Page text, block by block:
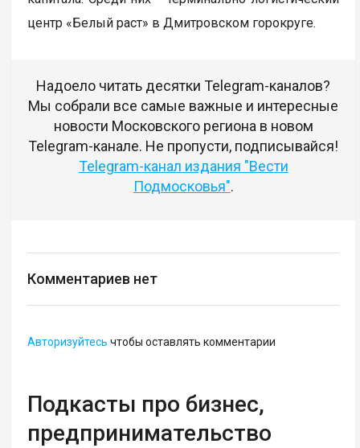
центр «Белый раст» в Дмитровском горокруге.
Надоело читать десятки Telegram-каналов?
Мы собрали все самые важные и интересные
новости Московского региона в новом
Telegram-канале. Не пропусти, подписывайся!
Telegram-канал издания "Вести
Подмосковья".
Комментариев нет
Авторизуйтесь чтобы оставлять комментарии
Подкасты про бизнес,
предпринимательство